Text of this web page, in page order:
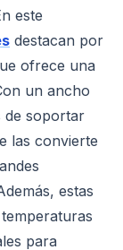
este
destacan por
ofrece una
un ancho
de soportar
las convierte
estas
para